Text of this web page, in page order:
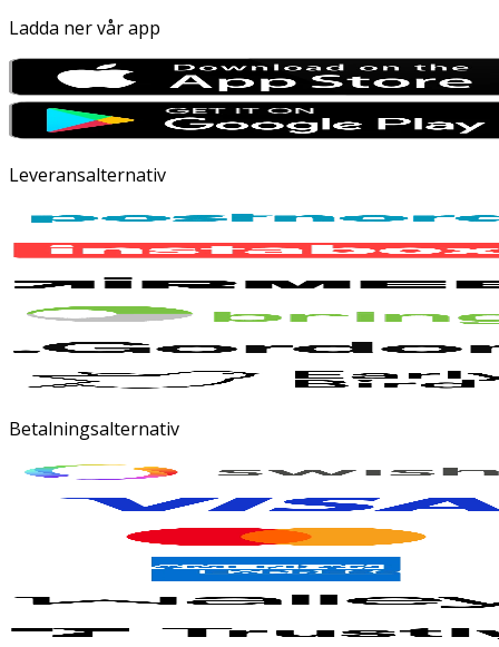
Ladda ner vår app
Leveransalternativ
Betalningsalternativ